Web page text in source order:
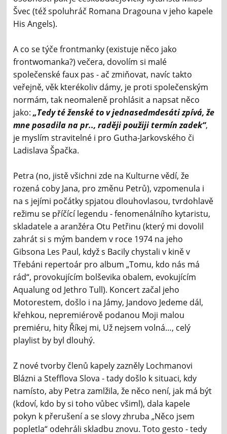
Švec (též spoluhráč Romana Dragouna v jeho kapele
His Angels).
A co se týče frontmanky (existuje něco jako
frontwomanka?) večera, dovolím si malé
společenské faux pas - ač zmiňovat, navíc takto
veřejně, věk kterékoliv dámy, je proti společenským
normám, tak neomaleně prohlásit a napsat něco
jako: „Tedy té ženské to v jednasedmdesáti zpívá, že
mne posadila na pr.., raději použiji termín zadek“,
je myslím stravitelné i pro Gutha-Jarkovského či
Ladislava Špačka.
Petra (no, jistě všichni zde na Kulturne vědí, že
rozená coby Jana, pro změnu Petrů), vzpomenula i
na s jejími počátky spjatou dlouhovlasou, tvrdohlavě
režimu se příčící legendu - fenomenálního kytaristu,
skladatele a aranžéra Otu Petřinu (který mi dovolil
zahrát si s mým bandem v roce 1974 na jeho
Gibsona Les Paul, když s Bacily chystali v kině v
Třebáni repertoár pro album „Tomu, kdo nás má
rád“, provokujícím bolševika obalem, evokujícím
Aqualung od Jethro Tull). Koncert začal jeho
Motorestem, došlo i na Jámy, Jandovo Jedeme dál,
křehkou, nepremiérově podanou Moji malou
premiéru, hity Říkej mi, Už nejsem volná…, celý
playlist by byl dlouhý.
Z nové tvorby členů kapely zazněly Lochmanovi
Blázni a Stefflova Slova - tady došlo k situaci, kdy
namísto, aby Petra zamlžila, že něco není, jak má být
(kdoví, kdo by si toho vůbec všiml), dala kapele
pokyn k přerušení a se slovy zhruba „Něco jsem
popletla“ odehráli skladbu znovu. Toto gesto - tedy